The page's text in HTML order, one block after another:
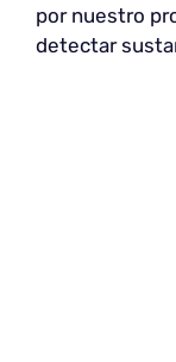
por nuestro
detectar